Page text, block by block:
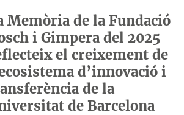
Memòria de la Fundació
i Gimpera del 2025
el creixement de
d’innovació i
de la
de Barcelona